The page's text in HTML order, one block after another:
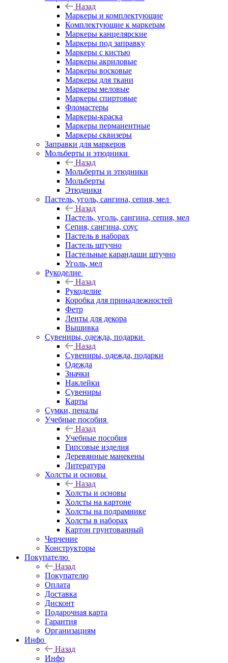
Назад
Маркеры и комплектующие
Комплектующие к маркерам
Маркеры канцелярские
Маркеры под заправку
Маркеры с кистью
Маркеры акриловые
Маркеры восковые
Маркеры для ткани
Маркеры меловые
Маркеры спиртовые
Фломастеры
Маркеры-краска
Маркеры перманентные
Маркеры сквизеры
Заправки для маркеров
Мольберты и этюдники
Назад
Мольберты и этюдники
Мольберты
Этюдники
Пастель, уголь, сангина, сепия, мел
Назад
Пастель, уголь, сангина, сепия, мел
Сепия, сангина, соус
Пастель в наборах
Пастель штучно
Пастельные карандаши штучно
Уголь, мел
Рукоделие
Назад
Рукоделие
Коробка для принадлежностей
Фетр
Ленты для декора
Вышивка
Сувениры, одежда, подарки
Назад
Сувениры, одежда, подарки
Одежда
Значки
Наклейки
Сувениры
Карты
Сумки, пеналы
Учебные пособия
Назад
Учебные пособия
Гипсовые изделия
Деревянные манекены
Литература
Холсты и основы
Назад
Холсты и основы
Холсты на картоне
Холсты на подрамнике
Холсты в наборах
Картон грунтованный
Черчение
Конструкторы
Покупателю
Назад
Покупателю
Оплата
Доставка
Дисконт
Подарочная карта
Гарантия
Организациям
Инфо
Назад
Инфо